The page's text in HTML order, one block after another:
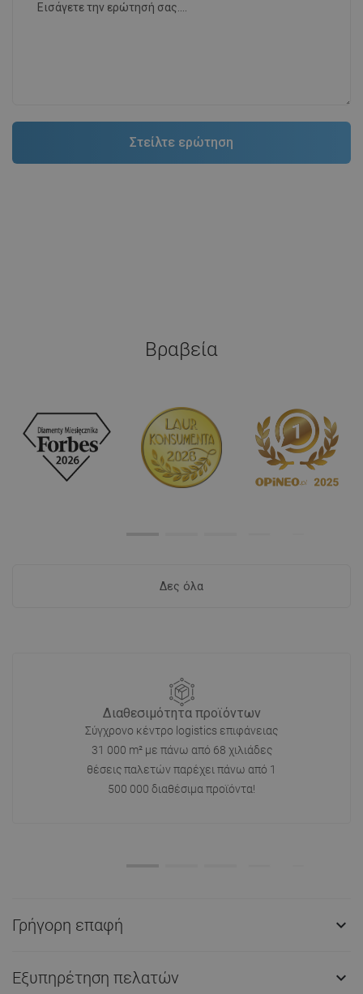
Βραβεία
Δες όλα
Διαθεσιμότητα προϊόντων
Σύγχρονο κέντρο logistics επιφάνειας
31 000 m² με πάνω από 68 χιλιάδες
θέσεις παλετών παρέχει πάνω από 1
500 000 διαθέσιμα προϊόντα!
Γρήγορη επαφή 
Εξυπηρέτηση πελατών 